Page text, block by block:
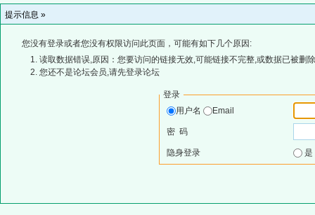
提示信息 »
您没有登录或者您没有权限访问此页面，可能有如下几个原因:
读取数据错误,原因：您要访问的链接无效,可能链接不完整,或数据已被删
您还不是论坛会员,请先登录论坛
登录
用户名
Email
密 码
隐身登录